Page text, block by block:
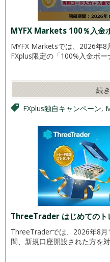
MYFX Markets 100％入金
MYFX Marketsでは、2026年8
FXplus限定の「100%入金ボー
続
FXplus独自キャンペーン,
ThreeTrader はじめてのト
ThreeTraderでは、2026年8
間、新規口座開設された方を